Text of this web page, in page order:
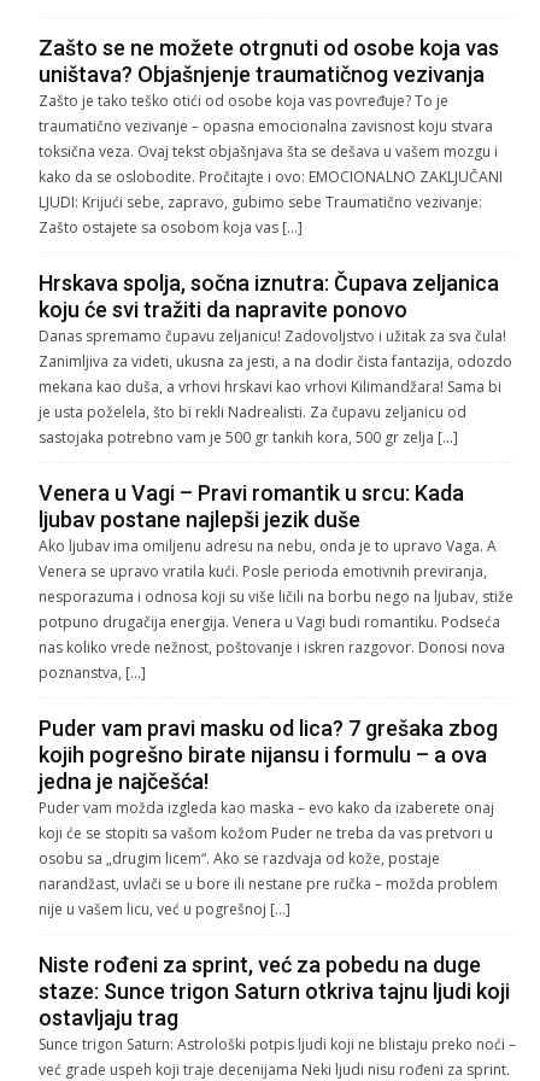
Zašto se ne možete otrgnuti od osobe koja vas
uništava? Objašnjenje traumatičnog vezivanja
Zašto je tako teško otići od osobe koja vas povređuje? To je
traumatično vezivanje – opasna emocionalna zavisnost koju stvara
toksična veza. Ovaj tekst objašnjava šta se dešava u vašem mozgu i
kako da se oslobodite. Pročitajte i ovo: EMOCIONALNO ZAKLJUČANI
LJUDI: Krijući sebe, zapravo, gubimo sebe Traumatično vezivanje:
Zašto ostajete sa osobom koja vas […]
Hrskava spolja, sočna iznutra: Čupava zeljanica
koju će svi tražiti da napravite ponovo
Danas spremamo čupavu zeljanicu! Zadovoljstvo i užitak za sva čula!
Zanimljiva za videti, ukusna za jesti, a na dodir čista fantazija, odozdo
mekana kao duša, a vrhovi hrskavi kao vrhovi Kilimandžara! Sama bi
je usta poželela, što bi rekli Nadrealisti. Za čupavu zeljanicu od
sastojaka potrebno vam je 500 gr tankih kora, 500 gr zelja […]
Venera u Vagi – Pravi romantik u srcu: Kada
ljubav postane najlepši jezik duše
Ako ljubav ima omiljenu adresu na nebu, onda je to upravo Vaga. A
Venera se upravo vratila kući. Posle perioda emotivnih previranja,
nesporazuma i odnosa koji su više ličili na borbu nego na ljubav, stiže
potpuno drugačija energija. Venera u Vagi budi romantiku. Podseća
nas koliko vrede nežnost, poštovanje i iskren razgovor. Donosi nova
poznanstva, […]
Puder vam pravi masku od lica? 7 grešaka zbog
kojih pogrešno birate nijansu i formulu – a ova
jedna je najčešća!
Puder vam možda izgleda kao maska – evo kako da izaberete onaj
koji će se stopiti sa vašom kožom Puder ne treba da vas pretvori u
osobu sa „drugim licem“. Ako se razdvaja od kože, postaje
narandžast, uvlači se u bore ili nestane pre ručka – možda problem
nije u vašem licu, već u pogrešnoj […]
Niste rođeni za sprint, već za pobedu na duge
staze: Sunce trigon Saturn otkriva tajnu ljudi koji
ostavljaju trag
Sunce trigon Saturn: Astrološki potpis ljudi koji ne blistaju preko noći –
već grade uspeh koji traje decenijama Neki ljudi nisu rođeni za sprint.